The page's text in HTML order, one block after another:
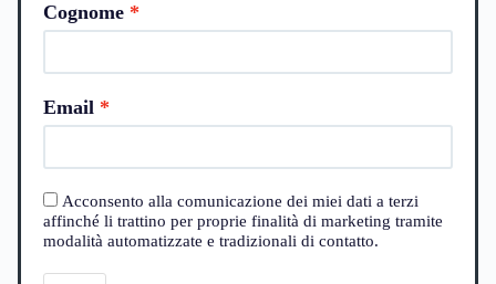
Cognome
Email
Acconsento alla comunicazione dei miei dati a terzi
affinché li trattino per proprie finalità di marketing tramite
modalità automatizzate e tradizionali di contatto.